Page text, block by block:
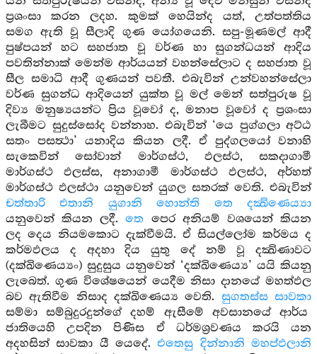
ප්‍රශංසා කරන ලදහ. කුමක් හෙයින්ද යත්, උත්පත්තිය
සමග ඇති වූ සීලාදි ගුණ යෝගයෙනි. සපු-මූණමල් ආදී
පුෂ්පයන් හට සහජාත වූ වර්ණ හා සුගන්ධයන් ආදිය
පවතින්නාක් මෙන්ම ආර්යයන් වහන්සේලාට ද සහජාත වූ
සීල සමාධි ආදී ගුණයන් පවතී. එබැවින් උන්වහන්සේලා
වර්ණ සුගන්ධ ආදියෙන් යුක්ත වූ මල් මෙන් සත්පුරුෂ වූ
දිව්‍ය මනුෂ්‍යයන්ට ප්‍රිය වූවෝ ද, මනාප වූවෝ ද ප්‍රශංසා
ලැබීමට සුදුස්සෝද වන්නාහ. එබැවින් ‘යෙ පුග්ගලා අට්ඨ
සතං පසත්‍ථා’ යනාදිය කියන ලදී. ඒ පුද්ගලයෝ වනාහි
සැකෙවින් සෝවාන් මාර්ගස්ථ, ඵලස්ථ, සකදාගාමී
මාර්ගස්ථ ඵලස්ස, අනාගාමී මාර්ගස්ථ ඵලස්ථ, අර්හත්
මාර්ගස්ථ ඵලස්ථා යනුවෙන් යුගල සතරක් වෙති. එබැවින්
චත්තාරි එතානි යුගානි හොන්ති තෙ දක්‍ඛිණෙය්‍යා
යනුවෙන් කියන ලදී.තෙ පෙර අනියම් වශයෙන් කියන
ලද දෙය නියමකොට දැක්වීමයි. ඒ සියල්ලෝම කර්මය ද
කර්මඵලය ද අදහා දිය යුතු දේ නම් වූ දක්‍ඛිණාවට
(දක්ඛිණෙය්‍යං) සුදුසුය යනුවෙන් ‘දක්ඛිණෙය්‍ය’ යයි කියනු
ලැබෙත්. ගුණ විශේෂයෙන් යෙදීම නිසා දානයේ මහත්ඵල
බව ඇතිවීම නිසාද දක්ඛිණෙය්‍ය වෙති. සුගතස්ස සාවකා
සම්මා සම්බුදුරදුන්ගේ දහම් ඇසීමේ අවසානයේ ආර්ය
ජාතියෙහි උපදින පිණිස ඒ ධර්මශ්‍රවණය කරයි යන
අදහසින් සාවකා යී යෙදේ.එතෙසු දින්නානි මහප්ඵලානි